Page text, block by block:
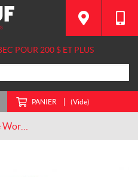
POUR 200 $ ET PLUS
PANIER (Vide)